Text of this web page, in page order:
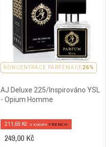
PARFEMACE 26%
KONCENTRACE PARFEMACE26%
AJ Deluxe 225/Inspirováno YSL
- Opium Homme
211,65 Kč z kodem FRENCH
249,00 Kč